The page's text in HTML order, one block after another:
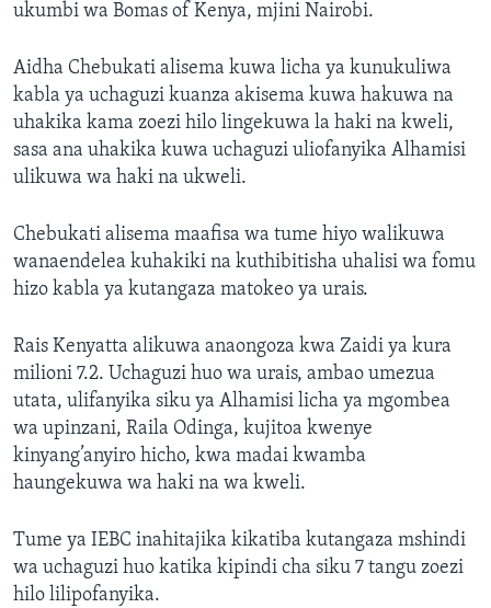
ukumbi wa Bomas of Kenya, mjini Nairobi.
Aidha Chebukati alisema kuwa licha ya kunukuliwa
kabla ya uchaguzi kuanza akisema kuwa hakuwa na
uhakika kama zoezi hilo lingekuwa la haki na kweli,
sasa ana uhakika kuwa uchaguzi uliofanyika Alhamisi
ulikuwa wa haki na ukweli.
Chebukati alisema maafisa wa tume hiyo walikuwa
wanaendelea kuhakiki na kuthibitisha uhalisi wa fomu
hizo kabla ya kutangaza matokeo ya urais.
Rais Kenyatta alikuwa anaongoza kwa Zaidi ya kura
milioni 7.2. Uchaguzi huo wa urais, ambao umezua
utata, ulifanyika siku ya Alhamisi licha ya mgombea
wa upinzani, Raila Odinga, kujitoa kwenye
kinyang’anyiro hicho, kwa madai kwamba
haungekuwa wa haki na wa kweli.
Tume ya IEBC inahitajika kikatiba kutangaza mshindi
wa uchaguzi huo katika kipindi cha siku 7 tangu zoezi
hilo lilipofanyika.